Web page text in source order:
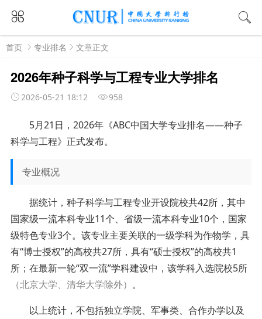
首页 专业排名 文章正文
2026年种子科学与工程专业大学排名
2026-05-21 18:12 958
5月21日，2026年《ABC中国大学专业排名——种子
科学与工程》正式发布。
专业概况
据统计，种子科学与工程专业开设院校共42所，其中
国家级一流本科专业11个、省级一流本科专业10个，国家
级特色专业3个。该专业主要关联的一级学科为作物学，具
有“博士授权”的高校共27所，具有“硕士授权”的高校共1
所；在最新一轮“双一流”学科建设中，该学科入选院校5所
（北京大学、清华大学除外） 。
以上统计，不包括独立学院、军事类、合作办学以及